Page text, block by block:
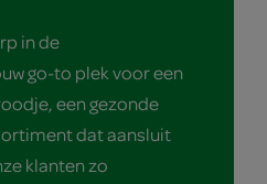
in de
go-to plek voor een
een gezonde
dat aansluit
klanten zo